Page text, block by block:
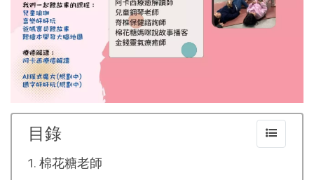
目錄
棉花糖老師